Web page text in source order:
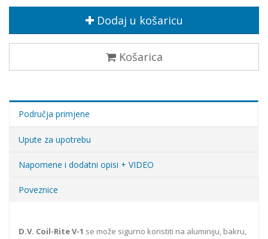
Dodaj u košaricu
Košarica
Područja primjene
Upute za upotrebu
Napomene i dodatni opisi + VIDEO
Poveznice
D.V. Coil-Rite V-1 se može sigurno koristiti na aluminiju, bakru,